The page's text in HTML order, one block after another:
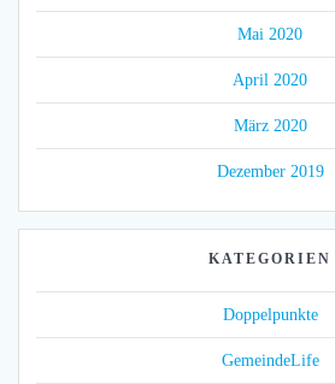
Mai 2020
April 2020
März 2020
Dezember 2019
KATEGORIEN
Doppelpunkte
GemeindeLife